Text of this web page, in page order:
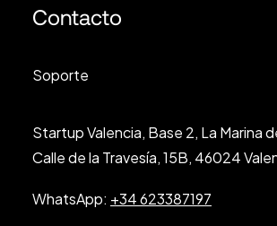
Contacto
Soporte
Startup Valencia, Base 2, La Marina
Calle de la Travesía, 15B, 46024
WhatsApp: +34 623387197